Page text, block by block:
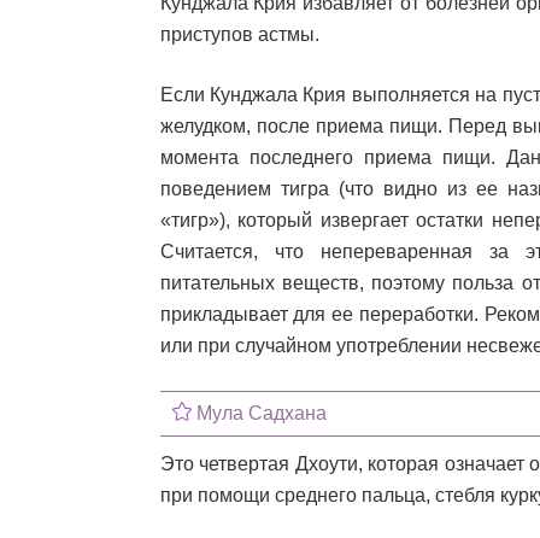
приступов астмы.
Если Кунджала Крия выполняется на
желудком, после приема пищи. Перед
момента последнего приема пищи.
поведением тигра (что видно из ее
«тигр»), который извергает остатки
Считается, что непереваренная за
питательных веществ, поэтому польза
прикладывает для ее переработки.
или при случайном употреблении
Мула Садхана
Это четвертая Дхоути, которая
при помощи среднего пальца, стебля